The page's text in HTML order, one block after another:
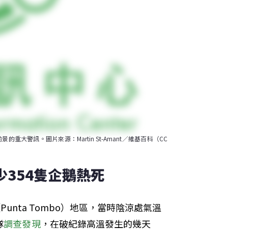
的重大警訊。圖片來源：Martin St-Amant／維基百科（CC
354隻企鵝熱死
Tombo）地區，當時陰涼處氣溫
調查發現，在破紀錄高溫發生的幾天